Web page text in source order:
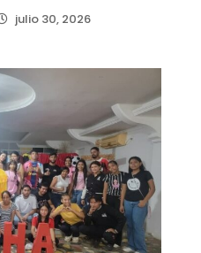
julio 30, 2026